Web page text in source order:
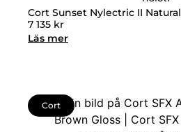
Cort Sunset Nylectric II Natural
7 135 kr
Läs mer
Cort